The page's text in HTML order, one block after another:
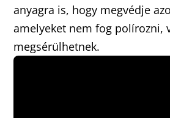
anyagra is, hogy megvédje
amelyeket nem fog polírozni,
megsérülhetnek.